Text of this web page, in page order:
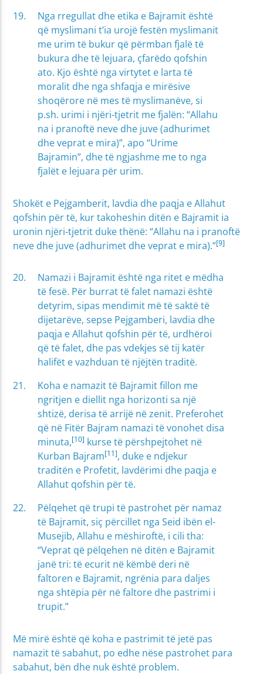
Nga rregullat dhe etika e Bajramit është
që myslimani t’ia urojë festën myslimanit
me urim të bukur që përmban fjalë të
bukura dhe të lejuara, çfarëdo qofshin
ato. Kjo është nga virtytet e larta të
moralit dhe nga shfaqja e mirësive
shoqërore në mes të myslimanëve, si
p.sh. urimi i njëri-tjetrit me fjalën: “Allahu
na i pranoftë neve dhe juve (adhurimet
dhe veprat e mira)”, apo “Urime
Bajramin”, dhe të ngjashme me to nga
fjalët e lejuara për urim.
Shokët e Pejgamberit, lavdia dhe paqja e Allahut
qofshin për të, kur takoheshin ditën e Bajramit ia
uronin njëri-tjetrit duke thënë: “Allahu na i pranoftë
neve dhe juve (adhurimet dhe veprat e mira).”[9]
Namazi i Bajramit është nga ritet e mëdha
të fesë. Për burrat të falet namazi është
detyrim, sipas mendimit më të saktë të
dijetarëve, sepse Pejgamberi, lavdia dhe
paqja e Allahut qofshin për të, urdhëroi
që të falet, dhe pas vdekjes së tij katër
halifët e vazhduan të njëjtën traditë.
Koha e namazit të Bajramit fillon me
ngritjen e diellit nga horizonti sa një
shtizë, derisa të arrijë në zenit. Preferohet
që në Fitër Bajram namazi të vonohet disa
minuta,[10] kurse të përshpejtohet në
Kurban Bajram[11], duke e ndjekur
traditën e Profetit, lavdërimi dhe paqja e
Allahut qofshin për të.
Pëlqehet që trupi të pastrohet për namaz
të Bajramit, siç përcillet nga Seid ibën el-
Musejib, Allahu e mëshiroftë, i cili tha:
“Veprat që pëlqehen në ditën e Bajramit
janë tri: të ecurit në këmbë deri në
faltoren e Bajramit, ngrënia para daljes
nga shtëpia për në faltore dhe pastrimi i
trupit.”
Më mirë është që koha e pastrimit të jetë pas
namazit të sabahut, po edhe nëse pastrohet para
sabahut, bën dhe nuk është problem.